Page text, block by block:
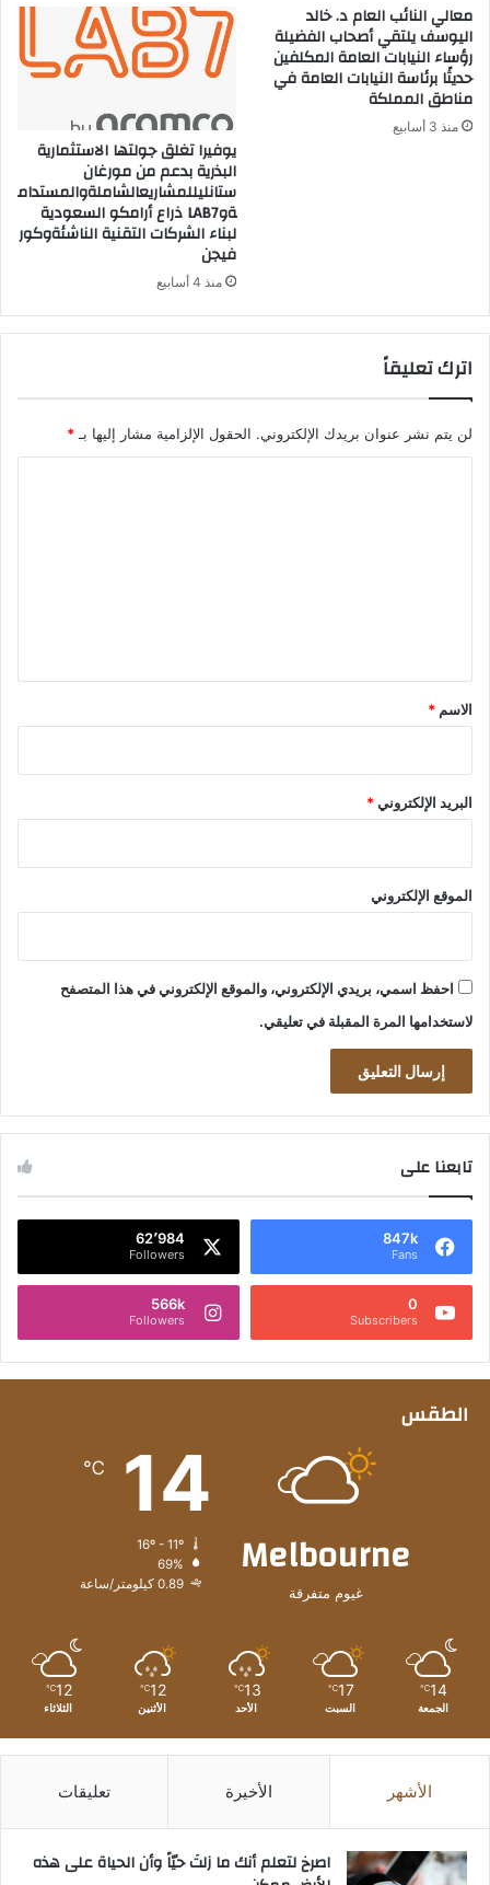
معالي النائب العام د. خالد
اليوسف يلتقي أصحاب الفضيلة
رؤساء النيابات العامة المكلفين
حديثًا برئاسة النيابات العامة في
مناطق المملكة
منذ 3 أسابيع
يوفيرا تغلق جولتها الاستثمارية
البذرية بدعم من مورغان
ستانليللمشاريعالشاملةوالمستدام
ةوLAB7 ذراع أرامكو السعودية
لبناء الشركات التقنية الناشئةوكور
فيجن
منذ 4 أسابيع
اترك تعليقاً
لن يتم نشر عنوان بريدك الإلكتروني. الحقول الإلزامية مشار إليها بـ *
*
الاسم *
البريد الإلكتروني*
الموقع الإلكتروني
احفظ اسمي، بريدي الإلكتروني، والموقع الإلكتروني في هذا المتصفح
لاستخدامها المرة المقبلة في تعليقي.
تابعنا على
847k
Fans
62٬984
Followers
0
Subscribers
566k
Followers
الطقس
Melbourne
غيوم متفرقة
14
℃
69%
0.89 كيلومتر/ساعة
14
℃
الجمعة
17
℃
السبت
13
℃
الأحد
12
℃
الأثنين
12
℃
الثلاثاء
الأشهر الأخيرة تعليقات
‫اصرخ لتعلم أنك ما زلتَ حيّاً وأن الحياة على هذه